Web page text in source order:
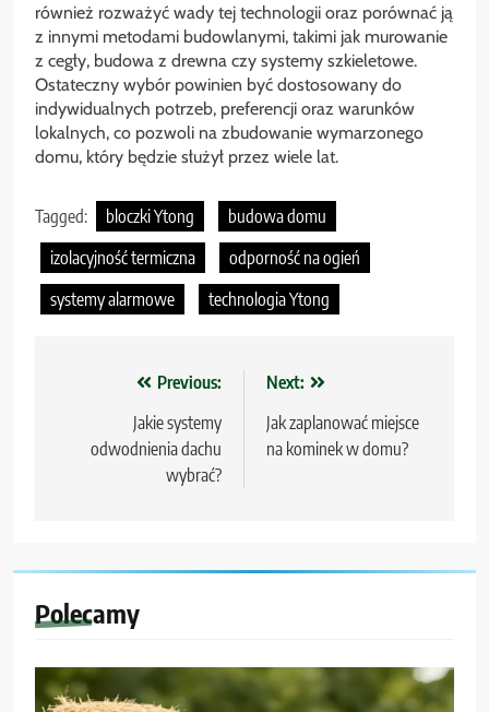
również rozważyć wady tej technologii oraz porównać ją
z innymi metodami budowlanymi, takimi jak murowanie
z cegły, budowa z drewna czy systemy szkieletowe.
Ostateczny wybór powinien być dostosowany do
indywidualnych potrzeb, preferencji oraz warunków
lokalnych, co pozwoli na zbudowanie wymarzonego
domu, który będzie służył przez wiele lat.
Tagged: bloczki Ytong
budowa domu
izolacyjność termiczna
odporność na ogień
systemy alarmowe
technologia Ytong
NawigacjaPrevious:
Jakie systemy
odwodnienia dachu
wybrać?
Next:
Jak zaplanować miejsce
na kominek w domu?
Polecamy